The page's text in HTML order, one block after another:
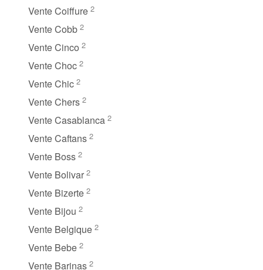
Vente Coiffure 2
Vente Cobb 2
Vente Cinco 2
Vente Choc 2
Vente Chic 2
Vente Chers 2
Vente Casablanca 2
Vente Caftans 2
Vente Boss 2
Vente Bolivar 2
Vente Bizerte 2
Vente Bijou 2
Vente Belgique 2
Vente Bebe 2
Vente Barinas 2